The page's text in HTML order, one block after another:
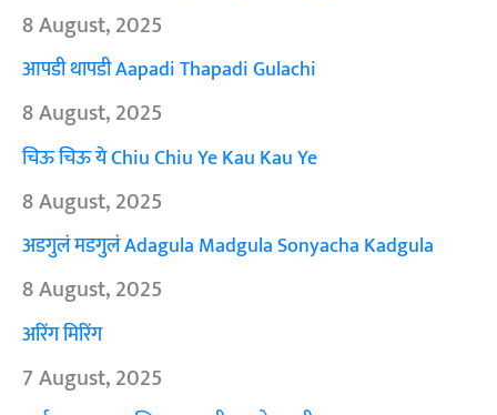
8 August, 2025
आपडी थापडी Aapadi Thapadi Gulachi
8 August, 2025
चिऊ चिऊ ये Chiu Chiu Ye Kau Kau Ye
8 August, 2025
अडगुलं मडगुलं Adagula Madgula Sonyacha Kadgula
8 August, 2025
अरिंग मिरिंग
7 August, 2025